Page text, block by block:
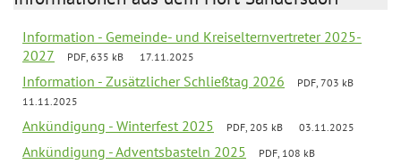
Information - Gemeinde- und Kreiselternvertreter 2025-
2027
PDF, 635 kB 17.11.2025
Information - Zusätzlicher Schließtag 2026
PDF, 703 kB
11.11.2025
Ankündigung - Winterfest 2025 PDF, 205 kB 03.11.2025
Ankündigung - Adventsbasteln 2025
PDF, 108 kB